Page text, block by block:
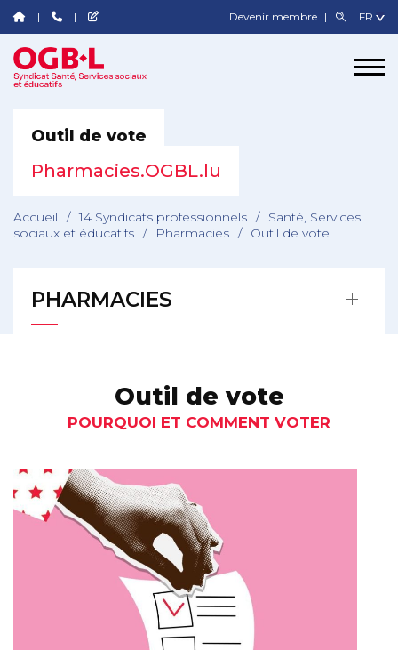
Devenir membre
Outil de vote
Pharmacies.OGBL.lu
Accueil / 14 Syndicats professionnels /
Santé, Services
sociaux et éducatifs / Pharmacies / Outil de vote
PHARMACIES
Outil de vote
POURQUOI ET COMMENT VOTER